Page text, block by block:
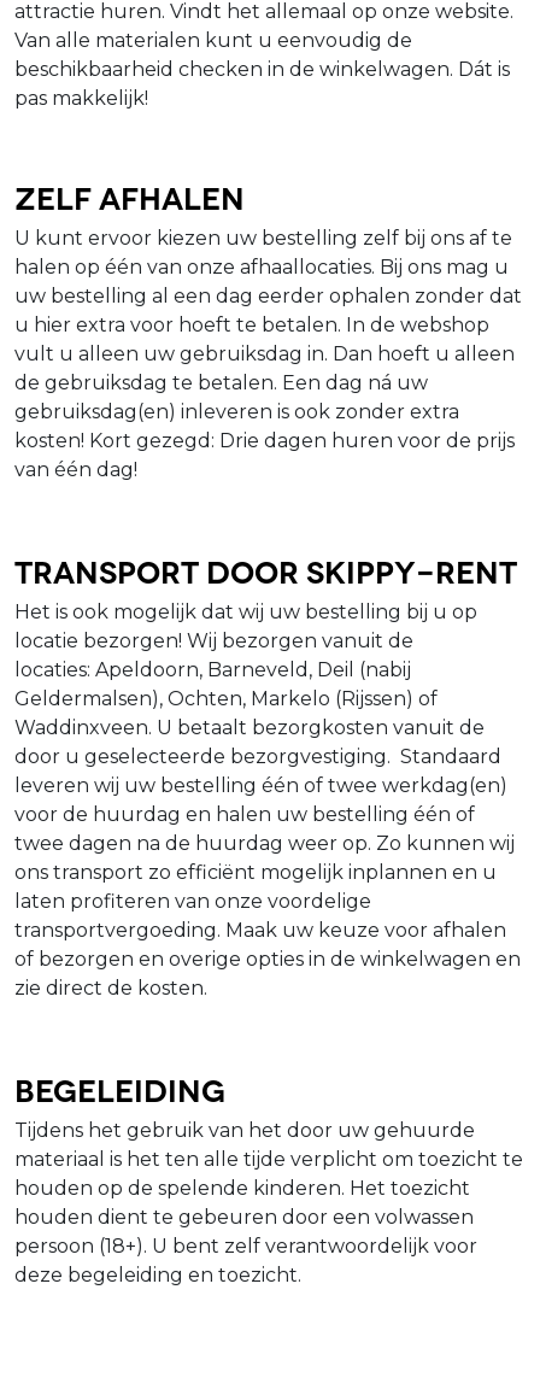
attractie huren. Vindt het allemaal op onze website.
Van alle materialen kunt u eenvoudig de
beschikbaarheid checken in de winkelwagen. Dát is
pas makkelijk!
Zelf afhalen
U kunt ervoor kiezen uw bestelling zelf bij ons af te
halen op één van onze afhaallocaties. Bij ons mag u
uw bestelling al een dag eerder ophalen zonder dat
u hier extra voor hoeft te betalen. In de webshop
vult u alleen uw gebruiksdag in. Dan hoeft u alleen
de gebruiksdag te betalen. Een dag ná uw
gebruiksdag(en) inleveren is ook zonder extra
kosten! Kort gezegd: Drie dagen huren voor de prijs
van één dag!
Transport door Skippy-Rent
Het is ook mogelijk dat wij uw bestelling bij u op
locatie bezorgen! Wij bezorgen vanuit de
locaties: Apeldoorn, Barneveld, Deil (nabij
Geldermalsen), Ochten, Markelo (Rijssen) of
Waddinxveen. U betaalt bezorgkosten vanuit de
door u geselecteerde bezorgvestiging. Standaard
leveren wij uw bestelling één of twee werkdag(en)
voor de huurdag en halen uw bestelling één of
twee dagen na de huurdag weer op. Zo kunnen wij
ons transport zo efficiënt mogelijk inplannen en u
laten profiteren van onze voordelige
transportvergoeding. Maak uw keuze voor afhalen
of bezorgen en overige opties in de winkelwagen en
zie direct de kosten.
Begeleiding
Tijdens het gebruik van het door uw gehuurde
materiaal is het ten alle tijde verplicht om toezicht te
houden op de spelende kinderen. Het toezicht
houden dient te gebeuren door een volwassen
persoon (18+). U bent zelf verantwoordelijk voor
deze begeleiding en toezicht.